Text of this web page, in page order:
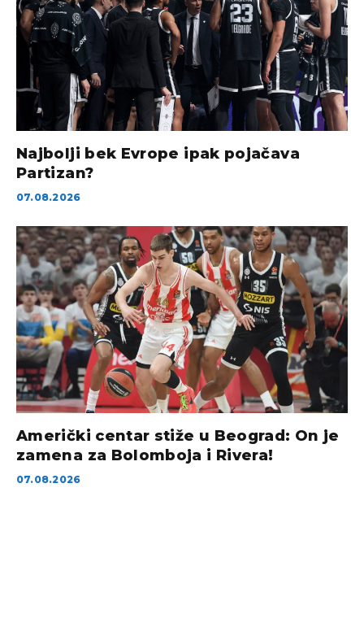
Najbolji bek Evrope ipak pojačava
Partizan?
07.08.2026
Američki centar stiže u Beograd: On je
zamena za Bolomboja i Rivera!
07.08.2026